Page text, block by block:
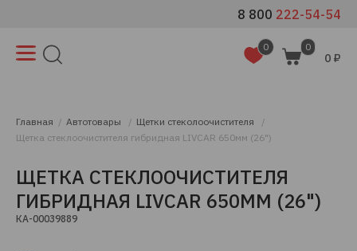
8 800 222-54-54
0 0
0 ₽
Главная Автотовары
Щетки стеколоочистителя
Щетка стеклоочистителя гибридная LIVCAR 650мм (26")
ЩЕТКА СТЕКЛООЧИСТИТЕЛЯ
ГИБРИДНАЯ LIVCAR 650ММ (26")
КА-00039889